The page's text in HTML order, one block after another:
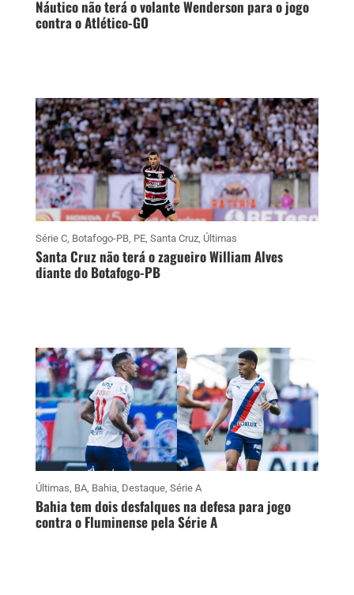
Náutico não terá o volante Wenderson para o jogo
contra o Atlético-GO
Série C, Botafogo-PB, PE, Santa Cruz, Últimas
Santa Cruz não terá o zagueiro William Alves
diante do Botafogo-PB
Últimas, BA, Bahia, Destaque, Série A
Bahia tem dois desfalques na defesa para jogo
contra o Fluminense pela Série A